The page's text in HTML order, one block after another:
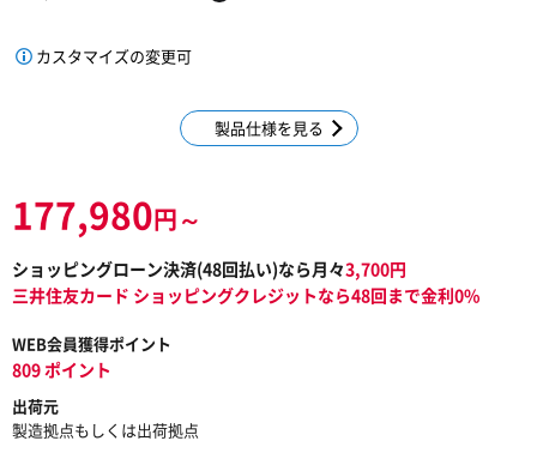
カスタマイズの変更可
製品仕様を見る
177,980円～
ショッピングローン決済(48回払い)なら月々3,700円
三井住友カード ショッピングクレジットなら48回まで金利0%
WEB会員獲得ポイント
809 ポイント
出荷元
製造拠点もしくは出荷拠点